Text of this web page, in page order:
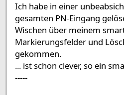
Ich habe in einer
gesamten PN-Eingang
Wischen über meinem
Markierungsfelder und
gekommen.
... ist schon clever, so ein
-----